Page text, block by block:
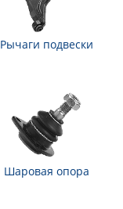
Рычаги подвески
Шаровая опора